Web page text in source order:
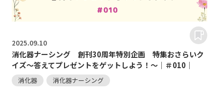
2025.09.10
消化器ナーシング 創刊30周年特別企画 特集おさらいク
イズ～答えてプレゼントをゲットしよう！～｜＃010｜
消化器 消化器ナーシング